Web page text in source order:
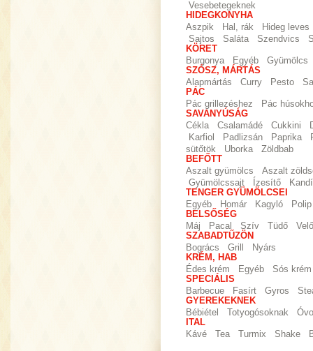
Vesebetegeknek
HIDEGKONYHA
Aszpik
Hal, rák
Hideg leves
Sajtos
Saláta Szendvics
KÖRET
Burgonya
Egyéb
Gyümölcs
SZÓSZ, MÁRTÁS
Alapmártás
Curry Pesto
PÁC
Pác grillezéshez
Pác
SAVANYÚSÁG
Cékla
Csalamádé Cukkini
Karfiol
Padlizsán Paprika
sütőtök
Uborka
Zöldbab
BEFŐTT
Aszalt gyümölcs
Aszalt
Gyümölcssajt
Ízesítő
TENGER GYÜMÖLCSEI
Egyéb
Homár Kagyló
Polip
BELSŐSÉG
Máj
Pacal Szív Tüdő
Velő
SZABADTŰZÖN
Bogrács
Grill
Nyárs
KRÉM, HAB
Édes krém
Egyéb
Sós krém
SPECIÁLIS
Barbecue
Fasírt Gyros
GYEREKEKNEK
Bébiétel
Totyogósoknak
ITAL
Kávé
Tea Turmix Shake